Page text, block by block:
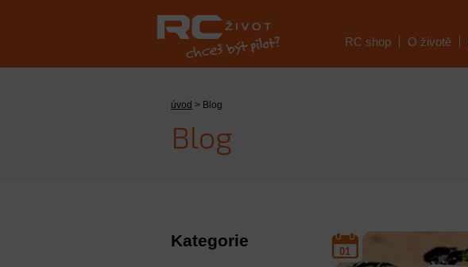
RC shop O životě
úvod > Blog
Blog
Kategorie
01